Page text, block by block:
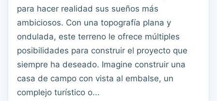
para hacer realidad sus sueños más
ambiciosos. Con una topografía plana y
ondulada, este terreno le ofrece múltiples
posibilidades para construir el proyecto que
siempre ha deseado. Imagine construir una
casa de campo con vista al embalse, un
complejo turístico o...